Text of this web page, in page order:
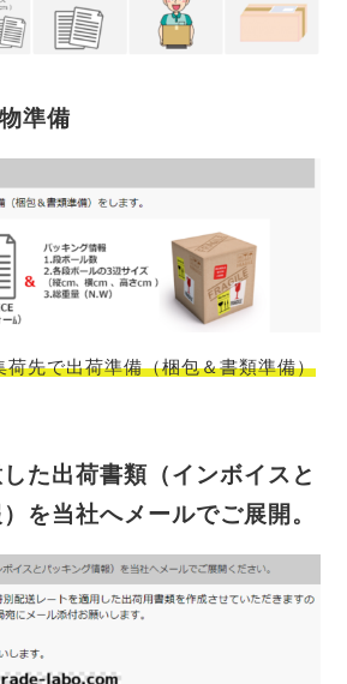
準備
荷先で出荷準備（梱包＆書類準備）
た出荷書類（インボイスと
を当社へメールでご展開。